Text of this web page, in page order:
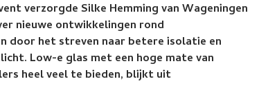
verzorgde Silke Hemming van Wageningen
nieuwe ontwikkelingen rond
door het streven naar betere isolatie en
Low-e glas met een hoge mate van
heel veel te bieden, blijkt uit